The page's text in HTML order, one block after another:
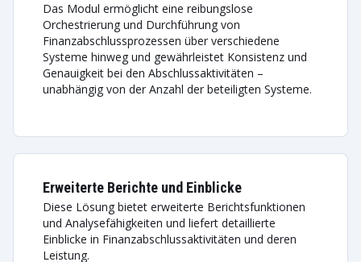
Das Modul ermöglicht eine reibungslose
Orchestrierung und Durchführung von
Finanzabschlussprozessen über verschiedene
Systeme hinweg und gewährleistet Konsistenz und
Genauigkeit bei den Abschlussaktivitäten –
unabhängig von der Anzahl der beteiligten Systeme.
Erweiterte Berichte und Einblicke
Diese Lösung bietet erweiterte Berichtsfunktionen
und Analysefähigkeiten und liefert detaillierte
Einblicke in Finanzabschlussaktivitäten und deren
Leistung.